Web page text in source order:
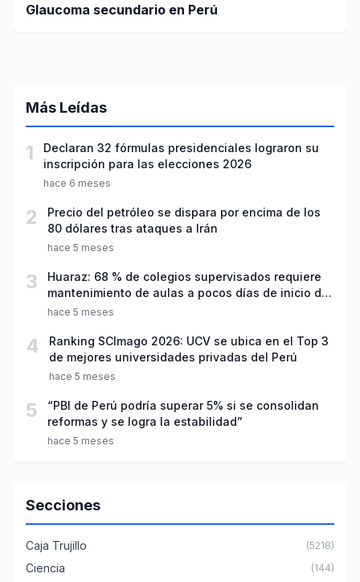
Glaucoma secundario en Perú
Más Leídas
1
Declaran 32 fórmulas presidenciales lograron su
inscripción para las elecciones 2026
hace 6 meses
2
Precio del petróleo se dispara por encima de los
80 dólares tras ataques a Irán
hace 5 meses
3
Huaraz: 68 % de colegios supervisados requiere
mantenimiento de aulas a pocos días de inicio del
año escolar 2026
hace 5 meses
4
Ranking SCImago 2026: UCV se ubica en el Top 3
de mejores universidades privadas del Perú
hace 5 meses
5
“PBI de Perú podría superar 5% si se consolidan
reformas y se logra la estabilidad”
hace 5 meses
Secciones
Caja Trujillo (5218)
Ciencia (144)